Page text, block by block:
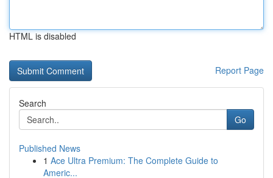
HTML is disabled
Report Page
Search
Go
Published News
1 Ace Ultra Premium: The Complete Guide to
Americ...